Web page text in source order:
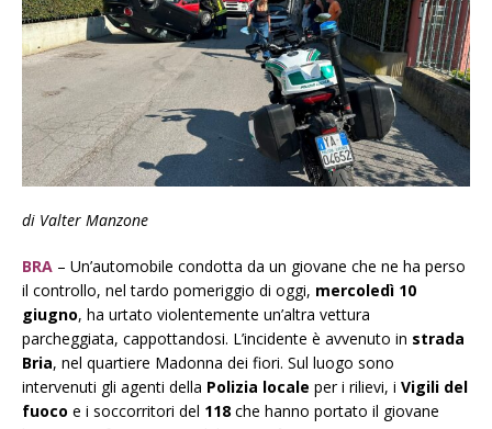
di Valter Manzone
BRA – Un’automobile condotta da un giovane che ne ha perso
il controllo, nel tardo pomeriggio di oggi, mercoledì 10
giugno, ha urtato violentemente un’altra vettura
parcheggiata, cappottandosi. L’incidente è avvenuto in strada
Bria, nel quartiere Madonna dei fiori. Sul luogo sono
intervenuti gli agenti della Polizia locale per i rilievi, i Vigili del
fuoco e i soccorritori del 118 che hanno portato il giovane